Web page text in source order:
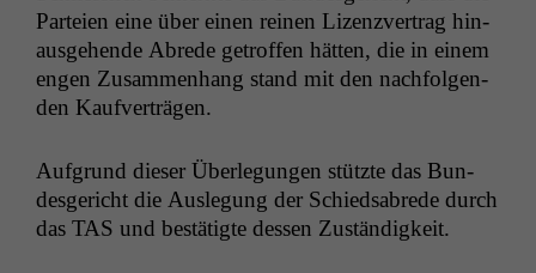
Parteien eine über einen reinen Lizen­zver­trag hin­
aus­ge­hende Abrede getrof­fen hät­ten, die in einem
engen Zusam­men­hang stand mit den nach­fol­gen­
den Kaufverträgen.
Auf­grund dieser Über­legun­gen stützte das Bun­
des­gericht die Ausle­gung der Schiedsabrede durch
das TAS und bestätigte dessen Zuständigkeit.